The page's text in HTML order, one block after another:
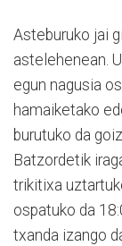
Asteburuko jai
astelehenean.
egun nagusia
hamaiketako
burutuko da
Batzordetik
trikitixa
ospatuko da
txanda izango